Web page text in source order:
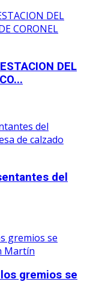
DEL
del
gremios se